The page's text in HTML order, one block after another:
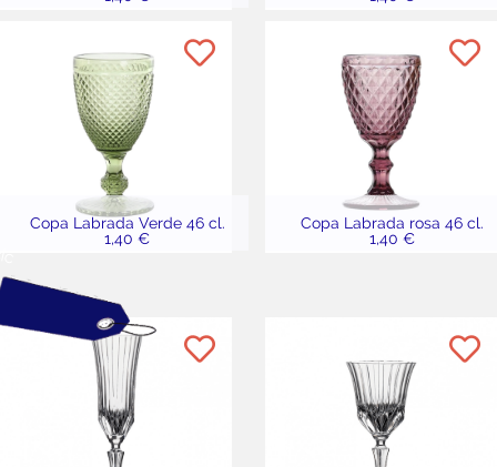
Copa Labrada Verde 46 cl.
1,40 €
Copa Labrada rosa 46 cl.
1,40 €